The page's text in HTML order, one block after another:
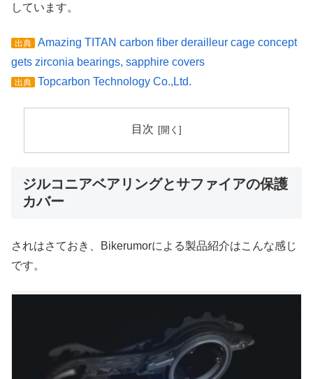
しています。
出典
Amazing TITAN carbon fiber derailleur cage concept
gets zirconia bearings, sapphire covers
出典 Topcarbon Technology Co.,Ltd.
目次
ジルコニアベアリングとサファイアの保護
カバー
されはさておき、Bikerumorによる製品紹介はこんな感じ
です。